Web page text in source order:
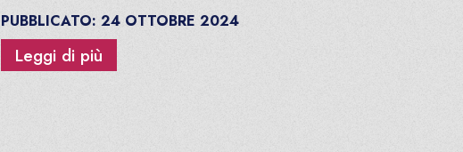
PUBBLICATO:24 OTTOBRE 2024
Leggi di più